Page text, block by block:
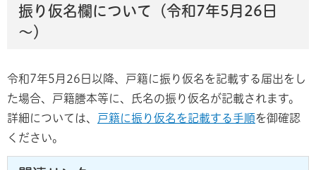
振り仮名欄について（令和7年5月26日
～）
令和7年5月26日以降、戸籍に振り仮名を記載する届出をし
た場合、戸籍謄本等に、氏名の振り仮名が記載されます。
詳細については、 戸籍に振り仮名を記載する手順を御確認
ください。